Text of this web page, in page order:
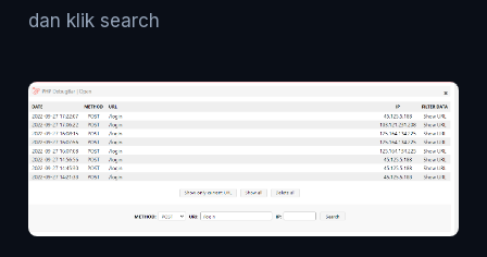
dan klik search